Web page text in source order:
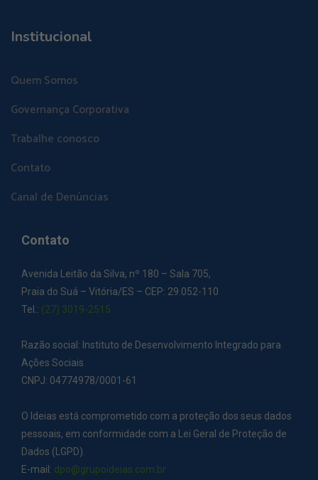
Institucional
Quem Somos
Governança Corporativa
Trabalhe conosco
Contato
Canal de Denúncias
Contato
Avenida Leitão da Silva, nº 180 – Sala 705,
Praia do Suá – Vitória/ES – CEP: 29.052-110
Tel.: (27) 3019-2515
Razão social: Instituto de Desenvolvimento Integrado para
Ações Sociais
CNPJ: 04774978/0001-61
O Ideias está comprometido com a proteção dos seus dados
pessoais, em conformidade com a Lei Geral de Proteção de
Dados (LGPD).
E-mail: dpo@grupoideias.com.br